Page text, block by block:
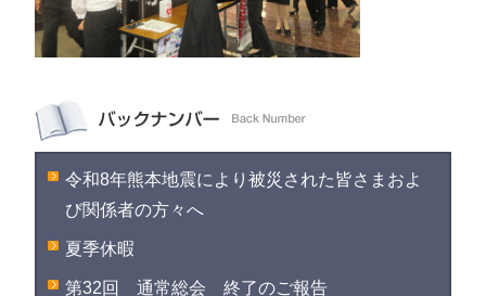
令和8年熊本地震により被災された皆さまおよ
び関係者の方々へ
夏季休暇
第32回 通常総会 終了のご報告